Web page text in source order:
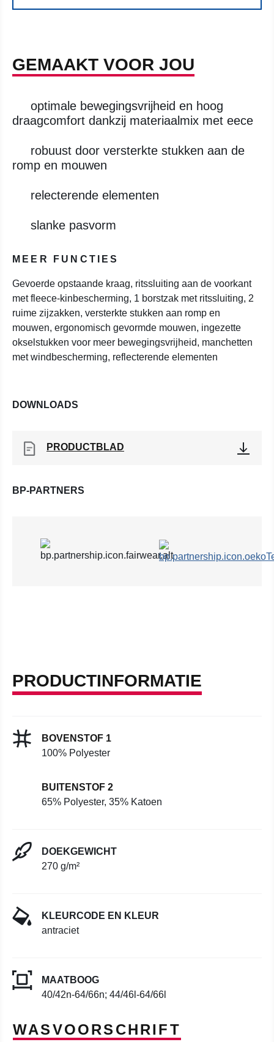
GEMAAKT VOOR JOU
optimale bewegingsvrijheid en hoog
draagcomfort dankzij materiaalmix met eece
robuust door versterkte stukken aan de
romp en mouwen
relecterende elementen
slanke pasvorm
MEER FUNCTIES
Gevoerde opstaande kraag, ritssluiting aan de voorkant
met fleece-kinbescherming, 1 borstzak met ritssluiting, 2
ruime zijzakken, versterkte stukken aan romp en
mouwen, ergonomisch gevormde mouwen, ingezette
okselstukken voor meer bewegingsvrijheid, manchetten
met windbescherming, reflecterende elementen
DOWNLOADS
PRODUCTBLAD
BP-PARTNERS
PRODUCTINFORMATIE
BOVENSTOF 1
100% Polyester
BUITENSTOF 2
65% Polyester, 35% Katoen
DOEKGEWICHT
270 g/m²
KLEURCODE EN KLEUR
antraciet
MAATBOOG
40/42n-64/66n; 44/46l-64/66l
WASVOORSCHRIFT